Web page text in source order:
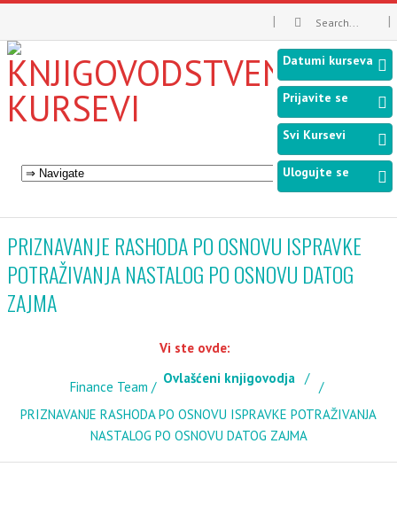
PRIZNAVANJE RASHODA PO OSNOVU ISPRAVKE
POTRAŽIVANJA NASTALOG PO OSNOVU DATOG
ZAJMA
Vi ste ovde:
Finance Team
Ovlašćeni knjigovodja
PRIZNAVANJE RASHODA PO OSNOVU ISPRAVKE POTRAŽIVANJA
NASTALOG PO OSNOVU DATOG ZAJMA
Datumi kurseva
Prijavite se
Svi Kursevi
Ulogujte se